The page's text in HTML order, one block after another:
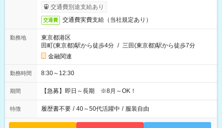
交通費別途支給あり
交通費 交通費実費支給（当社規定あり）
勤務地
東京都港区
田町(東京都)駅から徒歩4分 / 三田(東京都)駅から徒歩7分
金融関連
勤務時間 8:30～12:30
期間 【急募】即日～長期 ※8月～OK！
特徴 履歴書不要 / 40～50代活躍中 / 服装自由